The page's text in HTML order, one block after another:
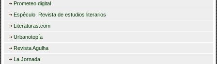
Prometeo digital
Espéculo. Revista de estudios literarios
Literaturas.com
Urbanotopía
Revista Agulha
La Jornada